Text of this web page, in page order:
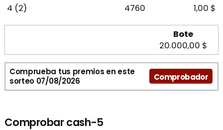
4 (2)
4760 1,00 $
Bote
20.000,00 $
Comprueba tus premios en este
sorteo 07/08/2026
Comprobador
Comprobar cash-5